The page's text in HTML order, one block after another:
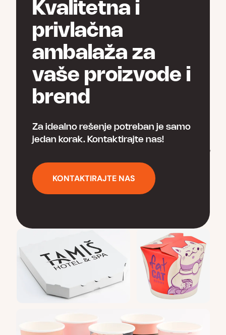
страници
Kvalitetna i
privlačna
ambalaža za
vaše proizvode i
brend
Za idealno rešenje potreban je samo
jedan korak. Kontaktirajte nas!
KONTAKTIRAJTE NAS